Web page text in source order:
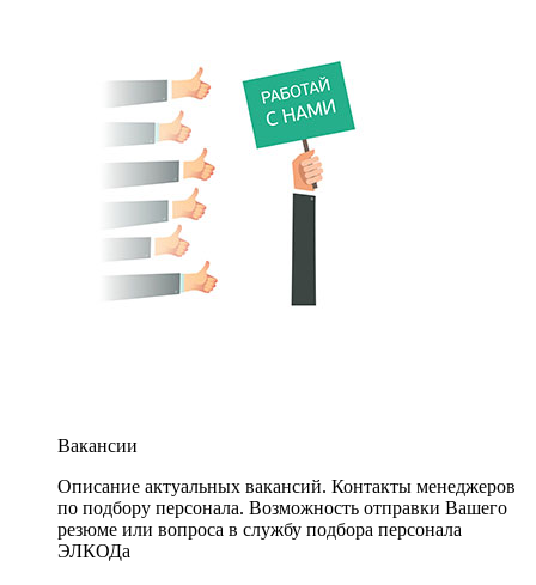
Вакансии
Описание актуальных вакансий. Контакты менеджеров
по подбору персонала. Возможность отправки Вашего
резюме или вопроса в службу подбора персонала
ЭЛКОДа